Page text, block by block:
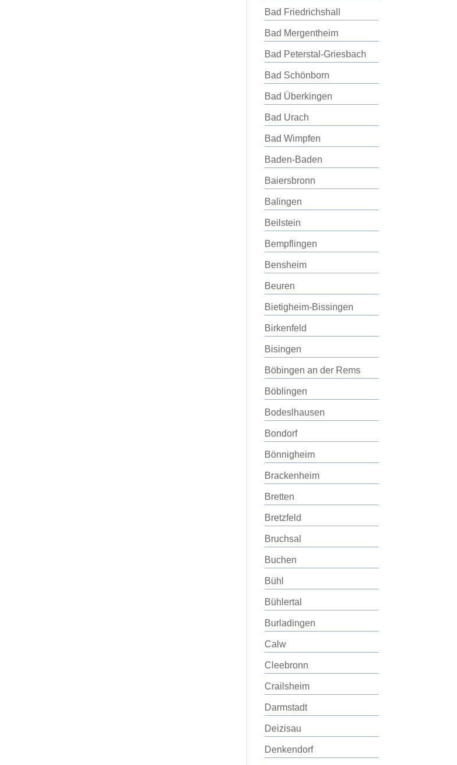
Bad Friedrichshall
Bad Mergentheim
Bad Peterstal-Griesbach
Bad Schönborn
Bad Überkingen
Bad Urach
Bad Wimpfen
Baden-Baden
Baiersbronn
Balingen
Beilstein
Bempflingen
Bensheim
Beuren
Bietigheim-Bissingen
Birkenfeld
Bisingen
Böbingen an der Rems
Böblingen
Bodeslhausen
Bondorf
Bönnigheim
Brackenheim
Bretten
Bretzfeld
Bruchsal
Buchen
Bühl
Bühlertal
Burladingen
Calw
Cleebronn
Crailsheim
Darmstadt
Deizisau
Denkendorf